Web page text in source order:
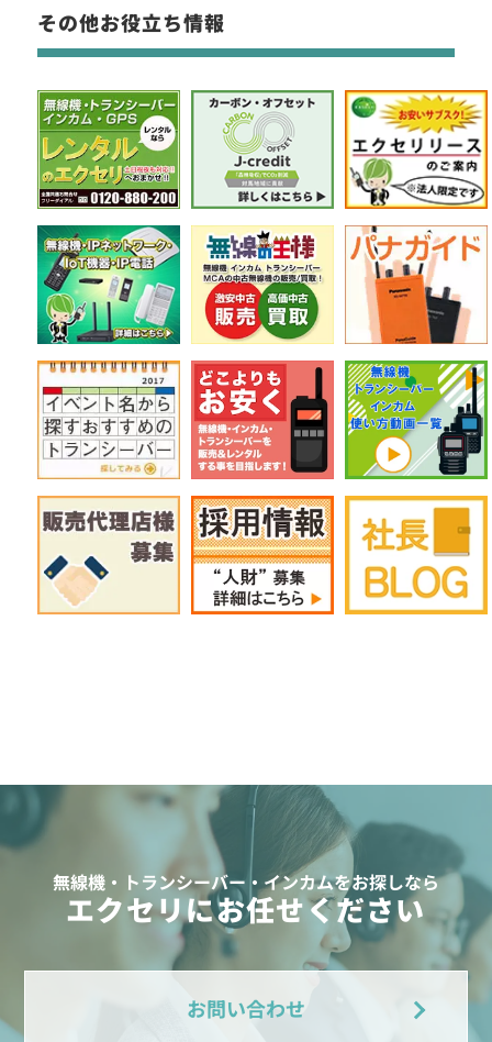
その他お役立ち情報
無線機・トランシーバー・インカムをお探しなら
エクセリにお任せください
お問い合わせ